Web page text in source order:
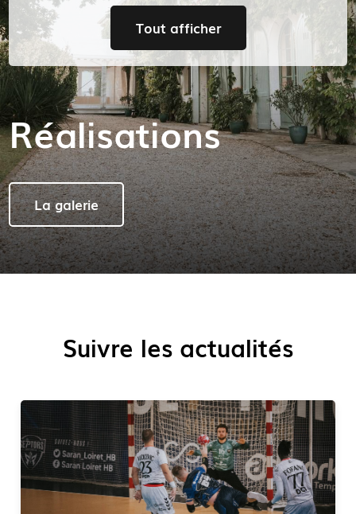
Tout afficher
Réalisations
La galerie
Suivre les actualités